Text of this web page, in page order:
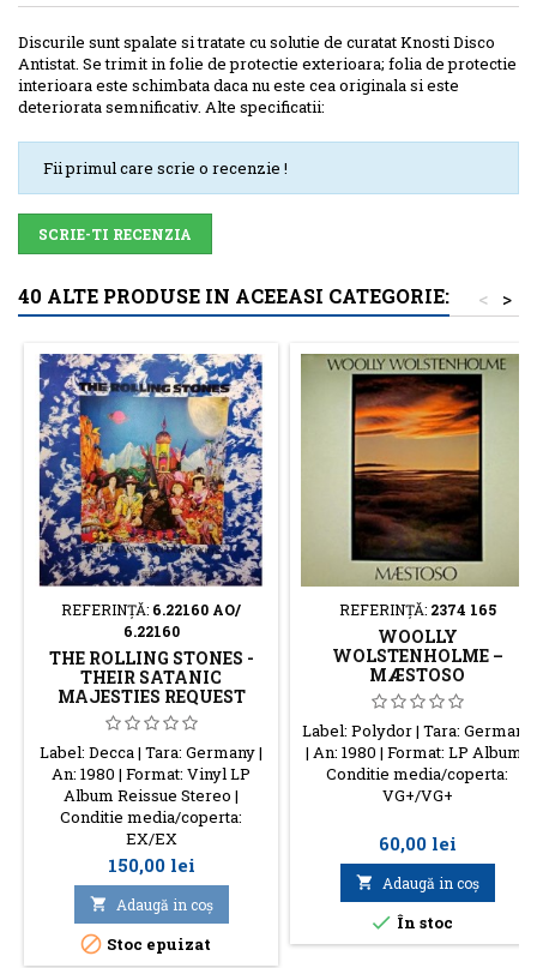
Discurile sunt spalate si tratate cu solutie de curatat Knosti Disco
Antistat. Se trimit in folie de protectie exterioara; folia de protectie
interioara este schimbata daca nu este cea originala si este
deteriorata semnificativ. Alte specificatii:
Fii primul care scrie o recenzie !
SCRIE-TI RECENZIA
40 ALTE PRODUSE IN ACEEASI CATEGORIE: >
<
REFERINŢĂ: 6.22160 AO/
6.22160
THE ROLLING STONES -
THEIR SATANIC
MAJESTIES REQUEST
Label: Decca | Tara: Germany |
An: 1980 | Format: Vinyl LP
Album Reissue Stereo |
Conditie media/coperta:
EX/EX
Preţ
150,00 lei
 Adaugă in coş
 Stoc epuizat
REFERINŢĂ: 2374 165
WOOLLY
WOLSTENHOLME –
MÆSTOSO
Label: Polydor | Tara: Germany
| An: 1980 | Format: LP Album |
Conditie media/coperta:
VG+/VG+
Preţ
60,00 lei
 Adaugă in coş
 În stoc